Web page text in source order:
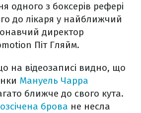
одного з боксерів рефері
до лікаря у найближчий
директор
Піт Гляйм.
на відеозаписі видно, що
Мануель Чарра
ближче до свого кута.
брова не несла